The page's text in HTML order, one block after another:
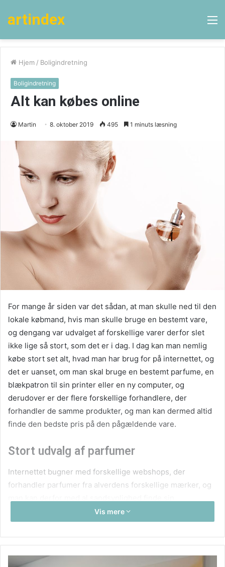
artindex
Hjem / Boligindretning
Boligindretning
Alt kan købes online
Martin 8. oktober 2019 495 1 minuts læsning
For mange år siden var det sådan, at man skulle ned til den
lokale købmand, hvis man skulle bruge en bestemt vare,
og dengang var udvalget af forskellige varer derfor slet
ikke lige så stort, som det er i dag. I dag kan man nemlig
købe stort set alt, hvad man har brug for på internettet, og
det er uanset, om man skal bruge en bestemt parfume, en
blækpatron til sin printer eller en ny computer, og
derudover er der flere forskellige forhandlere, der
forhandler de samme produkter, og man kan dermed altid
finde den bedste pris på den pågældende vare.
Stort udvalg af parfumer
Internettet bugner med forskellige webshops, der
forhandler parfumer fra alverdens forskellige mærker, og
yndlingsparfume til en rigtig god pris.
Vis mere